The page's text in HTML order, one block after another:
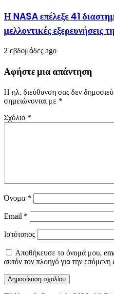
Η NASA επέλεξε 41
μελλοντικές εξερευνήσεις
2 εβδομάδες ago
Αφήστε μια απάντηση
Η ηλ. διεύθυνση σας δεν
σημειώνονται με *
Σχόλιο *
Όνομα *
Email *
Ιστότοπος
Αποθήκευσε το όνομά μου,
αυτόν τον πλοηγό για την